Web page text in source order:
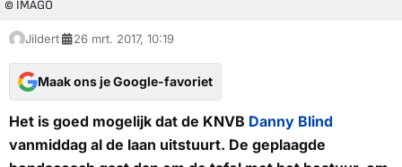
© IMAGO
Jildert 26 mrt. 2017, 10:19
Maak ons je Google-favoriet
Het is goed mogelijk dat de KNVB Danny Blind
vanmiddag al de laan uitstuurt. De geplaagde